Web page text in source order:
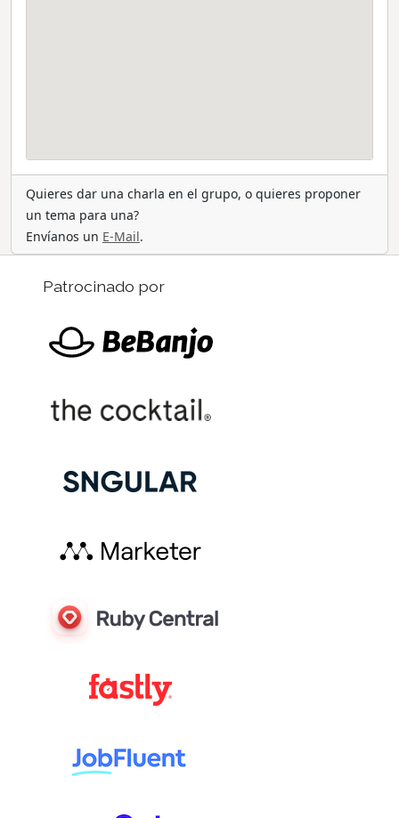
Quieres dar una charla en el grupo, o quieres proponer
un tema para una?
Envíanos un E-Mail.
Patrocinado por